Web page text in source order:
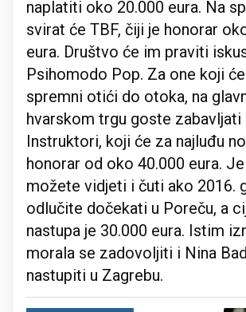
naplatiti oko 20.000 eura. Na
svirat će TBF, čiji je honorar
eura. Društvo će im praviti
Psihomodo Pop. Za one koji
spremni otići do otoka, na
hvarskom trgu goste zabavljati
Instruktori, koji će za najluđu
honorar od oko 40.000 eura.
možete vidjeti i čuti ako 2016.
odlučite dočekati u Poreču, a
nastupa je 30.000 eura. Istim
morala se zadovoljiti i Nina
nastupiti u Zagrebu.